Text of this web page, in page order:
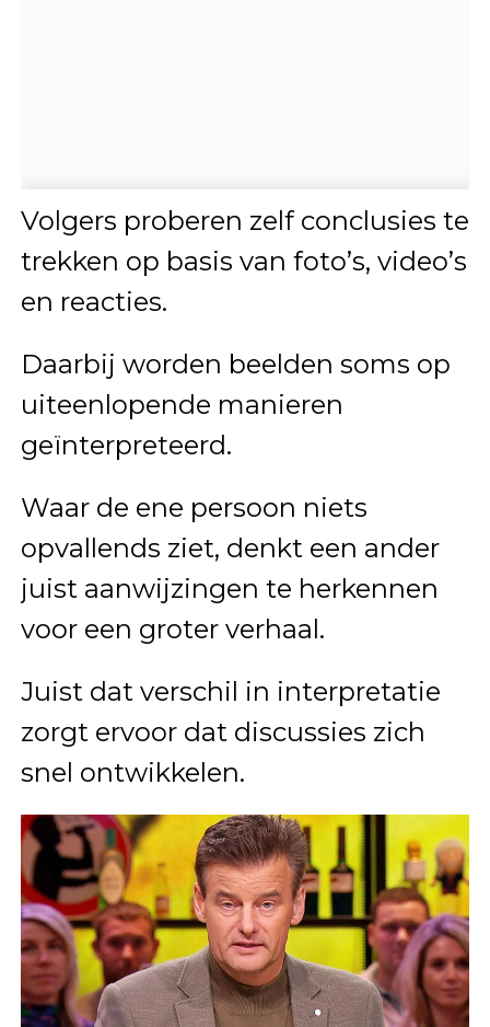
Volgers proberen zelf conclusies te
trekken op basis van foto’s, video’s
en reacties.
Daarbij worden beelden soms op
uiteenlopende manieren
geïnterpreteerd.
Waar de ene persoon niets
opvallends ziet, denkt een ander
juist aanwijzingen te herkennen
voor een groter verhaal.
Juist dat verschil in interpretatie
zorgt ervoor dat discussies zich
snel ontwikkelen.